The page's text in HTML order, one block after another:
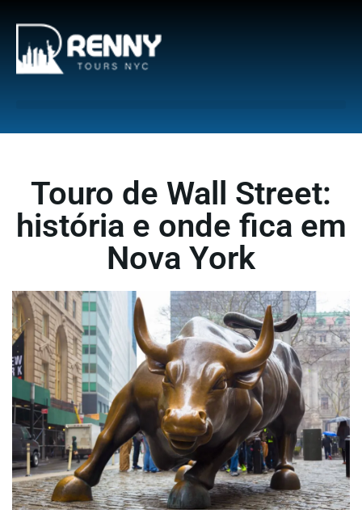
Touro de Wall Street:
história e onde fica em
Nova York